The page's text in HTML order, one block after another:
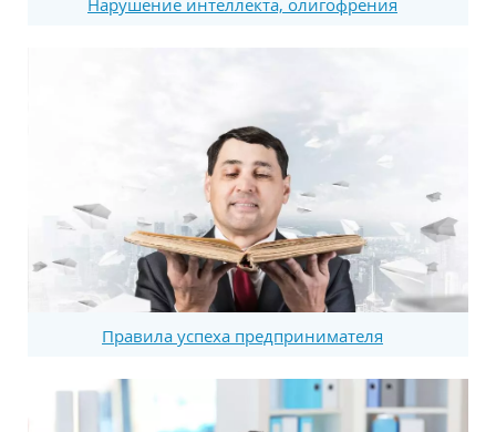
Нарушение интеллекта, олигофрения
Правила успеха предпринимателя